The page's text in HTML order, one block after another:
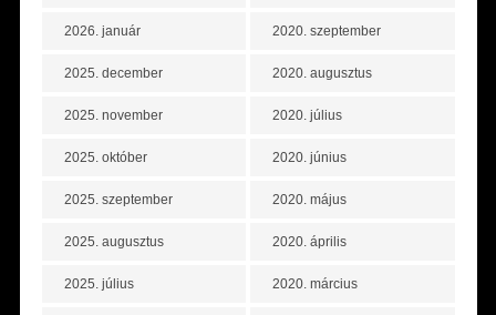
2026. január
2025. december
2025. november
2025. október
2025. szeptember
2025. augusztus
2025. július
2020. szeptember
2020. augusztus
2020. július
2020. június
2020. május
2020. április
2020. március